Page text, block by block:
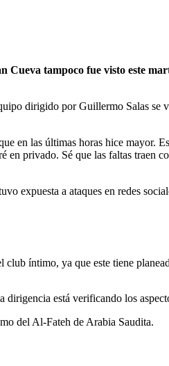
tampoco fue visto este
dirigido por Guillermo Salas
en las últimas horas hice mayor.
privado. Sé que las faltas traen
expuesta a ataques en redes
íntimo, ya que este tiene
está verificando los
del Al-Fateh de Arabia Saudita.